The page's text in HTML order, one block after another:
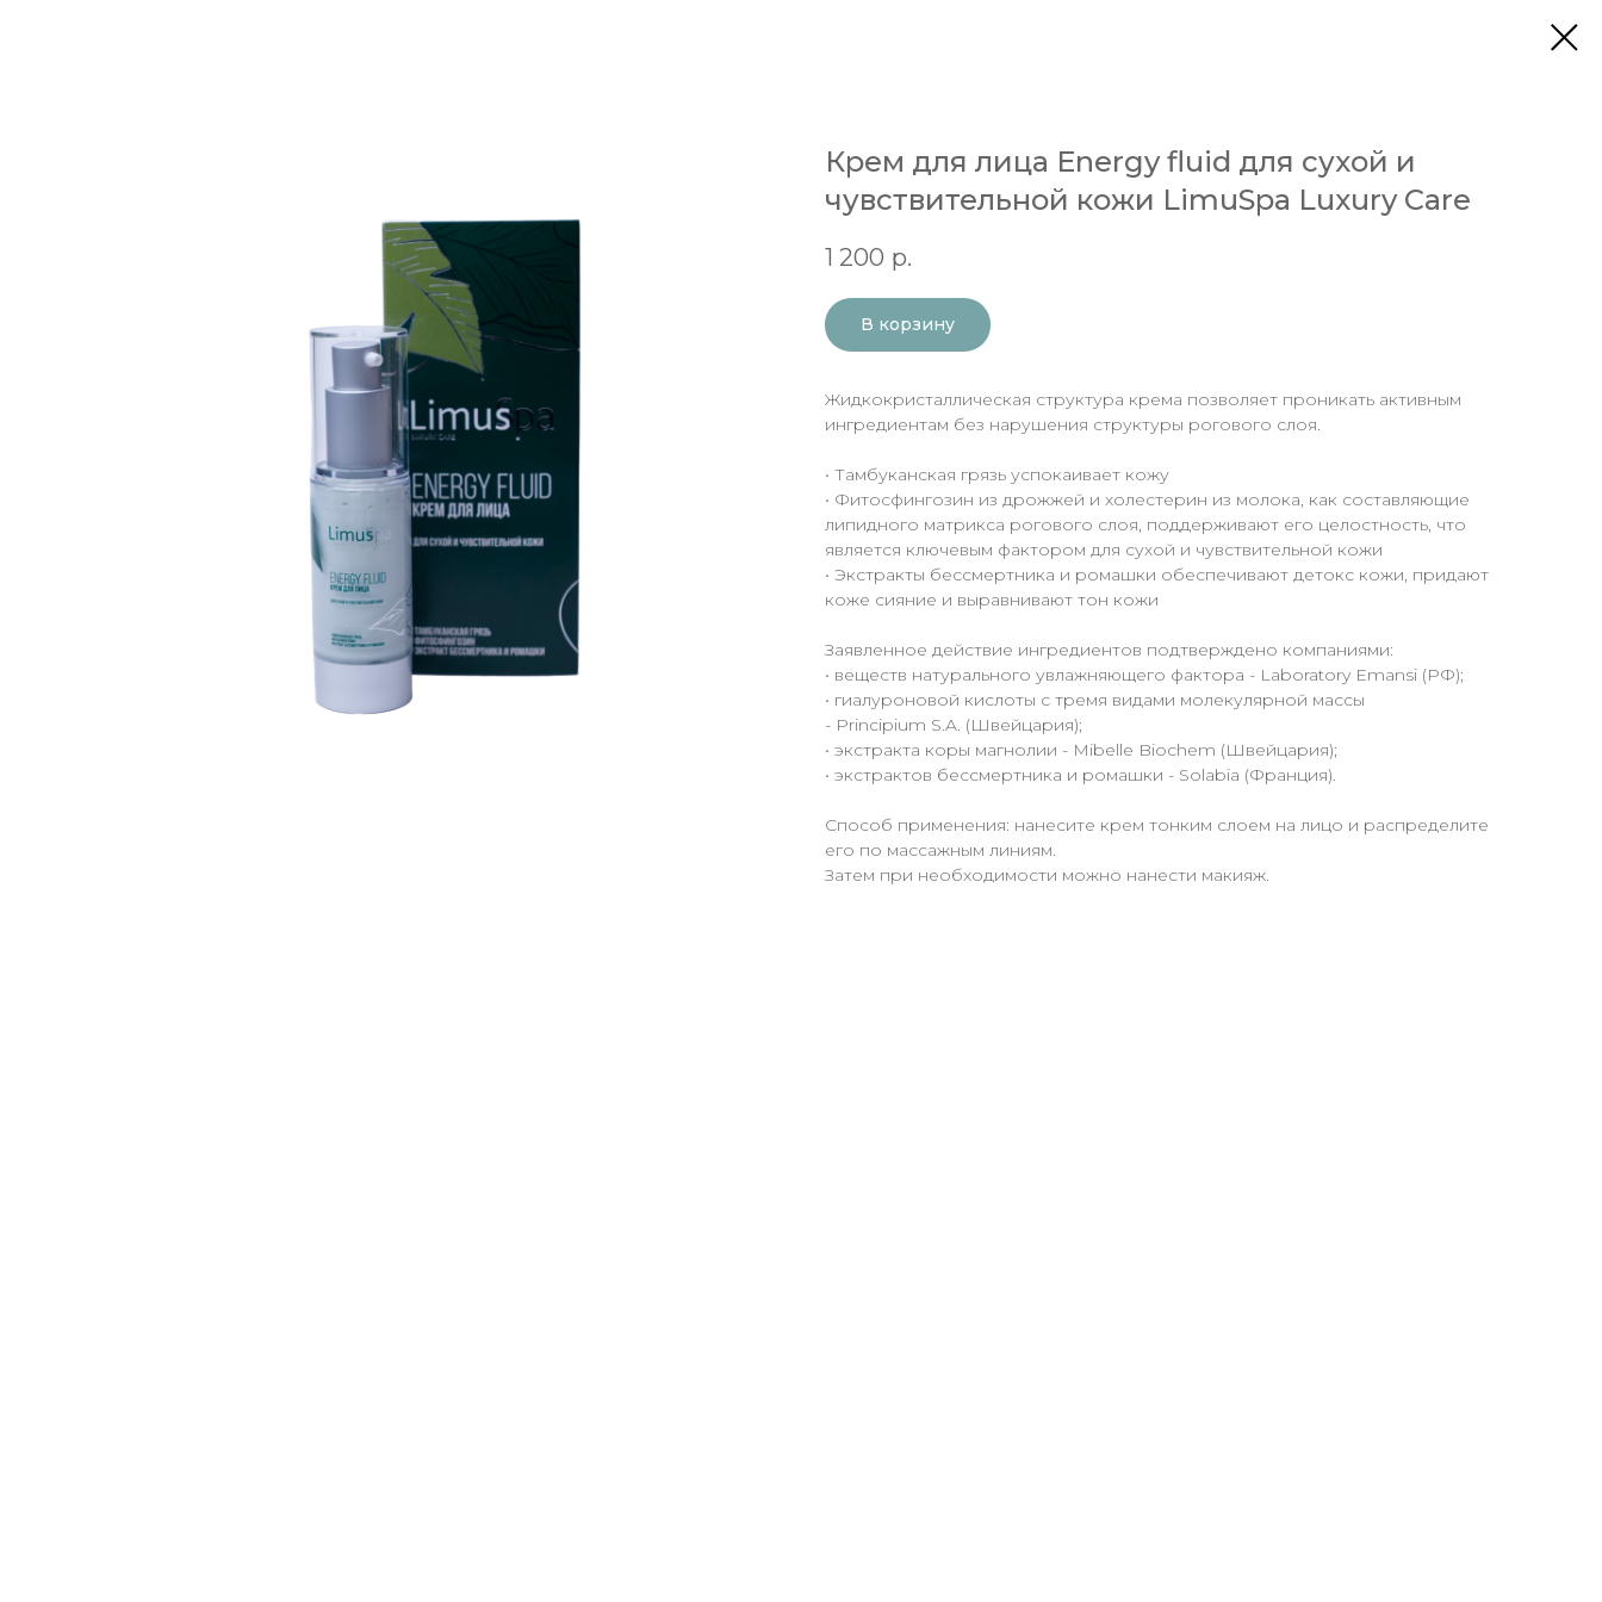
Крем для лица Energy fluid для сухой и
чувствительной кожи LimuSpa Luxury Care
1 200 р.
В корзину
Жидкокристаллическая структура крема позволяет проникать активным
ингредиентам без нарушения структуры рогового слоя.
• Тамбуканская грязь успокаивает кожу
• Фитосфингозин из дрожжей и холестерин из молока, как составляющие
липидного матрикса рогового слоя, поддерживают его целостность, что
является ключевым фактором для сухой и чувствительной кожи
• Экстракты бессмертника и ромашки обеспечивают детокс кожи, придают
коже сияние и выравнивают тон кожи
Заявленное действие ингредиентов подтверждено компаниями:
• веществ натурального увлажняющего фактора - Laboratory Emansi (РФ);
• гиалуроновой кислоты с тремя видами молекулярной массы
- Principium S.A. (Швейцария);
• экстракта коры магнолии - Mibelle Biochem (Швейцария);
• экстрактов бессмертника и ромашки - Solabia (Франция).
Способ применения: нанесите крем тонким слоем на лицо и распределите
его по массажным линиям.
Затем при необходимости можно нанести макияж.